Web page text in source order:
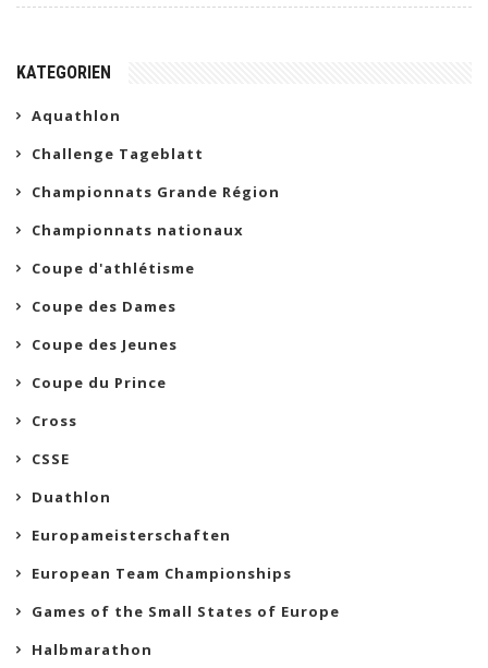
KATEGORIEN
Aquathlon
Challenge Tageblatt
Championnats Grande Région
Championnats nationaux
Coupe d'athlétisme
Coupe des Dames
Coupe des Jeunes
Coupe du Prince
Cross
CSSE
Duathlon
Europameisterschaften
European Team Championships
Games of the Small States of Europe
Halbmarathon